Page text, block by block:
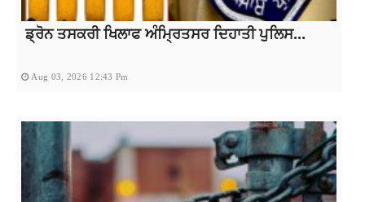
ਡ੍ਰੋਨ ਤਸਕਰੀ ਖਿਲਾਫ ਅੰਮ੍ਰਿਤਸਰ ਦਿਹਾਤੀ ਪੁਲਿਸ...
Aug 03, 2026 12:43 Pm